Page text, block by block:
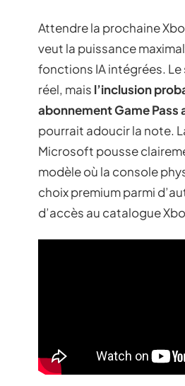
Attendre la prochaine
veut la puissance
fonctions IA intégrées.
réel, mais l’inclusion
abonnement Game Pass
pourrait adoucir la note.
Microsoft pousse
modèle où la console
choix premium parmi
d’accès au catalogue